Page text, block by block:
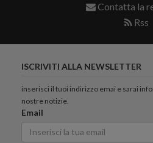
Contatta la
Rss
ISCRIVITI ALLA NEWSLETTER
inserisci il tuoi indirizzo emai e sarai
nostre notizie.
Email